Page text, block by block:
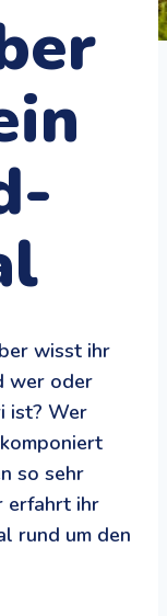
wisst ihr
wer oder
ist? Wer
so sehr
erfahrt ihr
rund um den